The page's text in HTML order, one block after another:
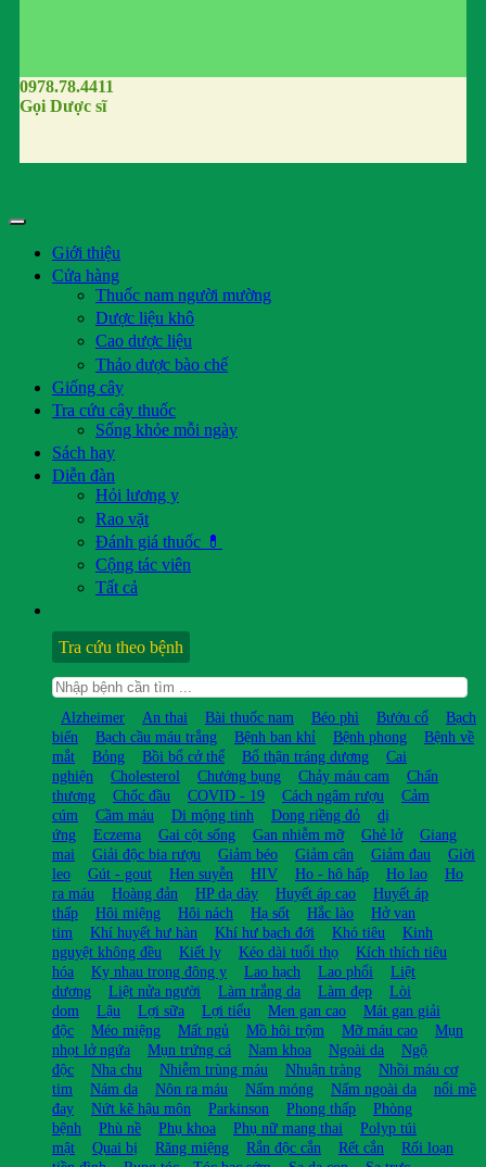
0978.78.4411
Gọi Dược sĩ
Giới thiệu
Cửa hàng
Thuốc nam người mường
Dược liệu khô
Cao dược liệu
Thảo dược bào chế
Giống cây
Tra cứu cây thuốc
Sống khỏe mỗi ngày
Sách hay
Diễn đàn
Hỏi lương y
Rao vặt
Đánh giá thuốc 💊
Cộng tác viên
Tất cả
Tra cứu theo bệnh
Alzheimer An thai Bài thuốc nam Béo phì Bướu cổ
Bạch
biến
Bạch cầu máu trắng Bệnh ban khỉ Bệnh phong
Bệnh về
mắt
Bỏng Bồi bổ cở thể Bổ thận tráng dương
Cai
nghiện
Cholesterol Chướng bụng Chảy máu cam
Chấn
thương
Chốc đầu COVID - 19 Cách ngâm rượu
Cảm
cúm
Cầm máu Di mộng tinh Dong riềng đỏ
dị
ứng
Eczema Gai cột sống Gan nhiễm mỡ Ghẻ lở
Giang
mai
Giải độc bia rượu Giảm béo Giảm cân Giảm đau
Giời
leo
Gút - gout Hen suyễn HIV Ho - hô hấp Ho lao
Ho
ra máu
Hoàng đản HP dạ dày Huyết áp cao
Huyết áp
thấp
Hôi miệng Hôi nách Hạ sốt Hắc lào
Hở van
tim
Khí huyết hư hàn Khí hư bạch đới Khó tiêu
Kinh
nguyệt không đều
Kiết lỵ Kéo dài tuổi thọ
Kích thích tiêu
hóa
Kỵ nhau trong đông y Lao hạch Lao phổi
Liệt
dương
Liệt nửa người Làm trắng da Làm đẹp
Lòi
dom
Lậu Lợi sữa Lợi tiểu Men gan cao
Mát gan giải
độc
Méo miệng Mất ngủ Mồ hôi trộm Mỡ máu cao
Mụn
nhọt lở ngứa
Mụn trứng cá Nam khoa Ngoài da
Ngộ
độc
Nha chu Nhiễm trùng máu Nhuận tràng
Nhồi máu cơ
tim
Nám da Nôn ra máu Nấm móng Nấm ngoài da
nổi mề
đay
Nứt kẽ hậu môn Parkinson Phong thấp
Phòng
bệnh
Phù nề Phụ khoa Phụ nữ mang thai
Polyp túi
mật
Quai bị Răng miệng Rắn độc cắn Rết cắn
Rối loạn